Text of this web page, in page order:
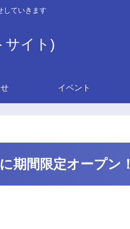
していきます
サイト)
イベント
期間限定オープン！